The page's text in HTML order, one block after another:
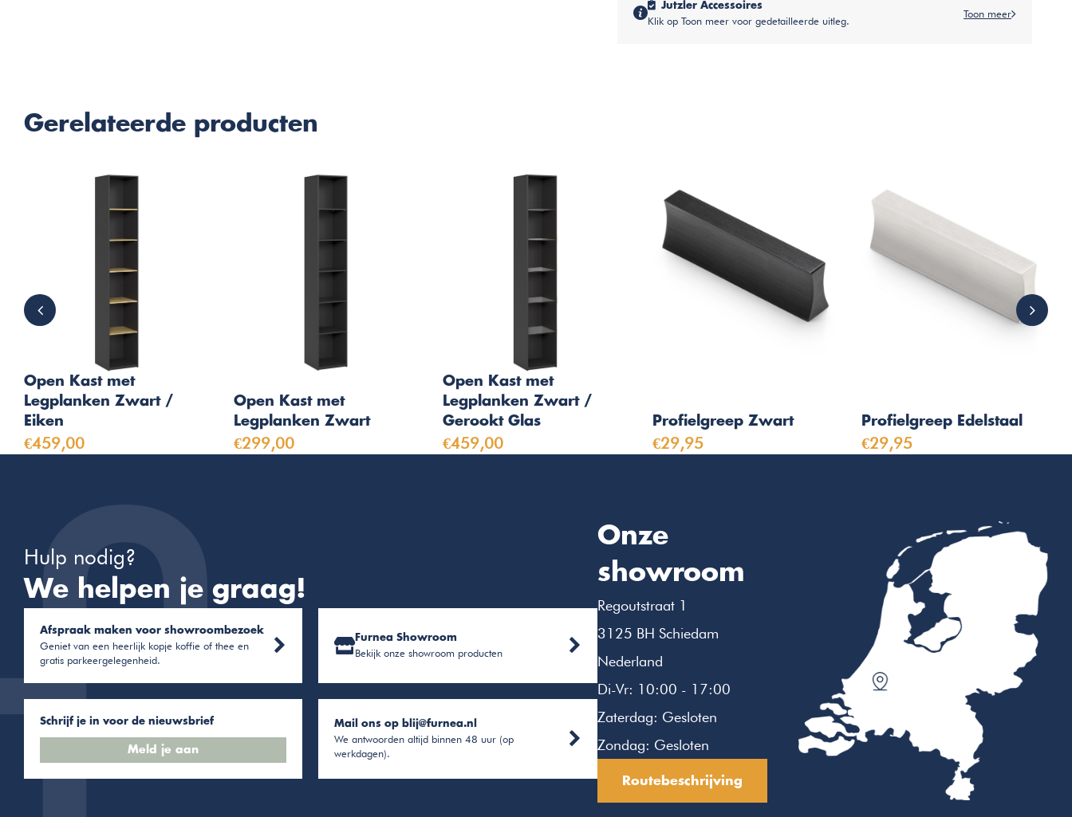
Jutzler Accessoires
Klik op Toon meer voor gedetailleerde uitleg.
Toon meer
Gerelateerde producten
Open Kast met
Legplanken Zwart /
Eiken
€459,00
Open Kast met
Legplanken Zwart
€299,00
Open Kast met
Legplanken Zwart /
Gerookt Glas
€459,00
Profielgreep Zwart
€29,95
Profielgreep Edelstaal
€29,95
Hulp nodig?
We helpen je graag!
Afspraak maken voor showroombezoek
Geniet van een heerlijk kopje koffie of thee en
gratis parkeergelegenheid.
Furnea Showroom
Bekijk onze showroom producten
Schrijf je in voor de nieuwsbrief
Meld je aan
Mail ons op blij@furnea.nl
We antwoorden altijd binnen 48 uur (op
werkdagen).
Onze
showroom
Regoutstraat 1
3125 BH Schiedam
Nederland
Di-Vr: 10:00 - 17:00
Zaterdag: Gesloten
Zondag: Gesloten
Routebeschrijving